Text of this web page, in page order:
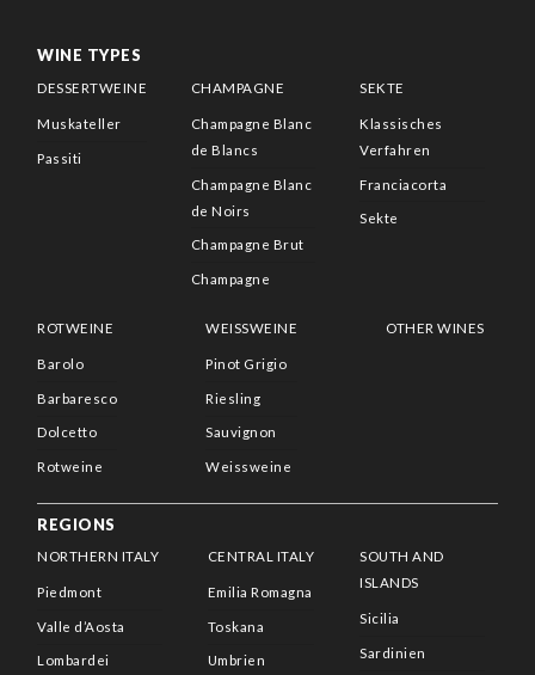
WINE TYPES
DESSERTWEINE
Muskateller
Passiti
CHAMPAGNE
Champagne Blanc
de Blancs
Champagne Blanc
de Noirs
Champagne Brut
Champagne
SEKTE
Klassisches
Verfahren
Franciacorta
Sekte
ROTWEINE
Barolo
Barbaresco
Dolcetto
Rotweine
WEISSWEINE
Pinot Grigio
Riesling
Sauvignon
Weissweine
OTHER WINES
REGIONS
NORTHERN ITALY
Piedmont
Valle d’Aosta
Lombardei
CENTRAL ITALY
Emilia Romagna
Toskana
Umbrien
SOUTH AND
ISLANDS
Sicilia
Sardinien